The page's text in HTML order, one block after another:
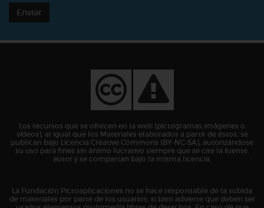
Enviar
Los recursos que se ofrecen en la web (pictogramas,imágenes o
vídeos), al igual que los Materiales elaborados a partir de éstos, se
publican bajo Licencia Creative Commons (BY-NC-SA), autorizándose
su uso para fines sin ánimo lucrativo siempre que se cite la fuente,
autor y se compartan bajo la misma licencia.
La Fundación Pictoaplicaciones no se hace responsable de la subida
de materiales por parte de los usuarios, si bien advierte que deben ser